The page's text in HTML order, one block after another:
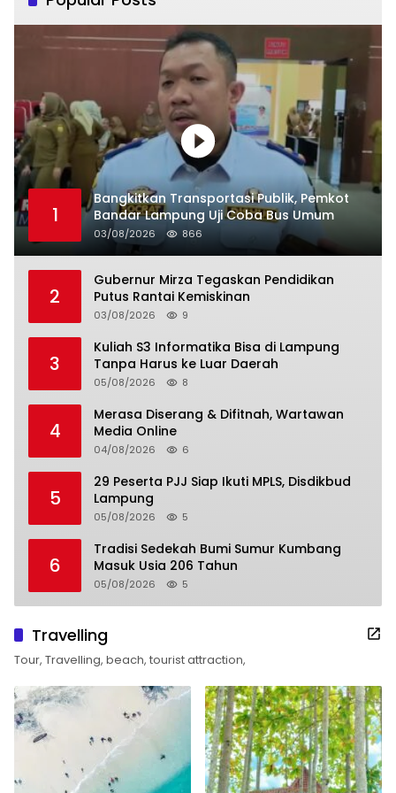
1
Bangkitkan Transportasi Publik, Pemkot
Bandar Lampung Uji Coba Bus Umum
03/08/2026 866
2
Gubernur Mirza Tegaskan Pendidikan
Putus Rantai Kemiskinan
03/08/2026 9
3
Kuliah S3 Informatika Bisa di Lampung
Tanpa Harus ke Luar Daerah
05/08/2026 8
4
Merasa Diserang & Difitnah, Wartawan
Media Online
04/08/2026 6
5
29 Peserta PJJ Siap Ikuti MPLS, Disdikbud
Lampung
05/08/2026 5
6
Tradisi Sedekah Bumi Sumur Kumbang
Masuk Usia 206 Tahun
05/08/2026 5
Travelling
Tour, Travelling, beach, tourist attraction,